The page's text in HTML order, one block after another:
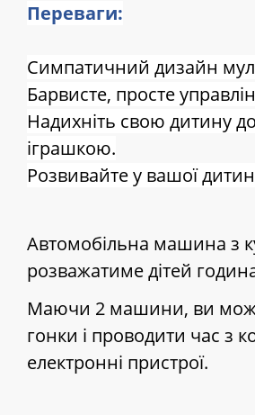
Переваги:
Симпатичний дизайн
Барвисте, просте
Надихніть свою дитину
іграшкою.
Розвивайте у вашої
Автомобільна машина з
розважатиме дітей
Маючи 2 машини, ви
гонки і проводити час з
електронні пристрої.